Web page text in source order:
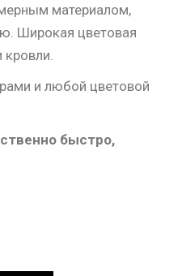
материалом,
Широкая цветовая
и любой цветовой
быстро,